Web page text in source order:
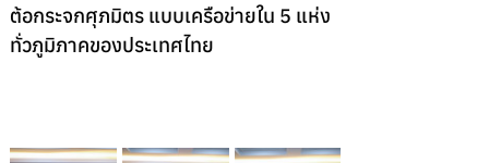
ต้อกระจกศุภมิตร แบบเครือข่ายใน 5 แห่ง
ทั่วภูมิภาคของประเทศไทย